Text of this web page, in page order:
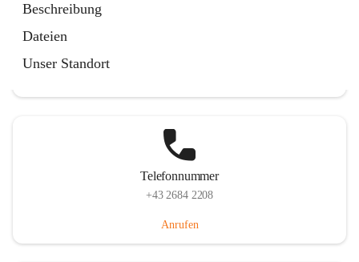
Beschreibung
Dateien
Unser Standort
Telefonnummer
+43 2684 2208
Anrufen